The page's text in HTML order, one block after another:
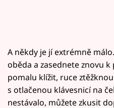
A někdy je jí extrémně
oběda a zasednete znovu k
pomalu klížit, ruce
s otlačenou klávesnicí na
nestávalo, můžete zkusit